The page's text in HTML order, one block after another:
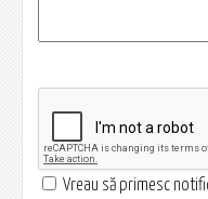
Vreau să primesc